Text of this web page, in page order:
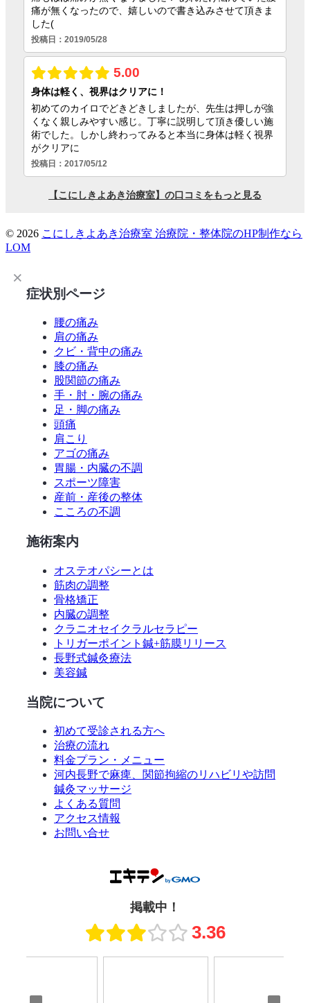
© 2026 こにしきよあき治療室 治療院・整体院のHP制作なら
LOM
症状別ページ
腰の痛み
肩の痛み
クビ・背中の痛み
膝の痛み
股関節の痛み
手・肘・腕の痛み
足・脚の痛み
頭痛
肩こり
アゴの痛み
胃腸・内臓の不調
スポーツ障害
産前・産後の整体
こころの不調
施術案内
オステオパシーとは
筋肉の調整
骨格矯正
内臓の調整
クラニオセイクラルセラピー
トリガーポイント鍼+筋膜リリース
長野式鍼灸療法
美容鍼
当院について
初めて受診される方へ
治療の流れ
料金プラン・メニュー
河内長野で麻痺、関節拘縮のリハビリや訪問
鍼灸マッサージ
よくある質問
アクセス情報
お問い合せ